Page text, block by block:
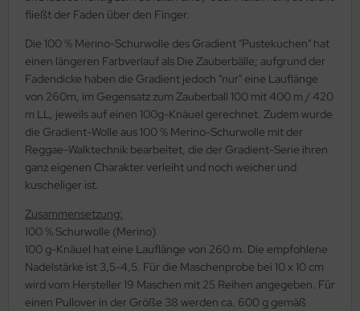
fließt der Faden über den Finger.
Die 100 % Merino-Schurwolle des Gradient "Pustekuchen" hat
einen längeren Farbverlauf als Die Zauberbälle; aufgrund der
Fadendicke haben die Gradient jedoch "nur" eine Lauflänge
von 260m, im Gegensatz zum Zauberball 100 mit 400 m / 420
m LL, jeweils auf einen 100g-Knäuel gerechnet. Zudem wurde
die Gradient-Wolle aus 100 % Merino-Schurwolle mit der
Reggae-Walktechnik bearbeitet, die der Gradient-Serie ihren
ganz eigenen Charakter verleiht und noch weicher und
kuscheliger ist.
Zusammensetzung:
100 % Schurwolle (Merino)
100 g-Knäuel hat eine Lauflänge von 260 m. Die empfohlene
Nadelstärke ist 3,5-4,5. Für die Maschenprobe bei 10 x 10 cm
wird vom Hersteller 19 Maschen mit 25 Reihen angegeben. Für
einen Pullover in der Größe 38 werden ca. 600 g gemäß